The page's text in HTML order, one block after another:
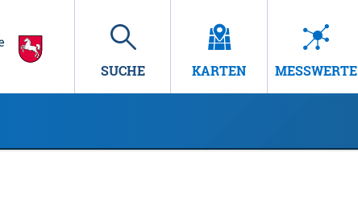
SUCHE KARTEN MESSWERTE